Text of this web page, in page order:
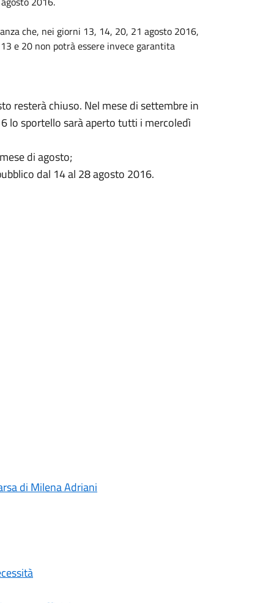
che, nei giorni 13, 14, 20, 21 agosto 2016,
e 20 non potrà essere invece garantita
resterà chiuso. Nel mese di settembre in
lo sportello sarà aperto tutti i mercoledì
di agosto;
dal 14 al 28 agosto 2016.
di Milena Adriani